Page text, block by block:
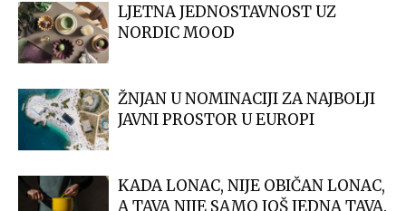
LJETNA JEDNOSTAVNOST UZ
NORDIC MOOD
ŽNJAN U NOMINACIJI ZA NAJBOLJI
JAVNI PROSTOR U EUROPI
KADA LONAC, NIJE OBIČAN LONAC,
A TAVA NIJE SAMO JOŠ JEDNA TAVA.